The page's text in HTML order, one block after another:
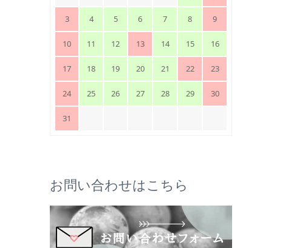
3 4 5 6 7 8 9
10 11 12 13 14 15 16
17 18 19 20 21 22 23
24 25 26 27 28 29 30
31
お問い合わせはこちら